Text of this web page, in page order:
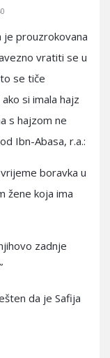
prouzrokovana
vratiti se u
se tiče
si imala hajz
s hajzom ne
Ibn-Abasa, r.a.:
boravka u
žene koja ima
zadnje
da je Safija